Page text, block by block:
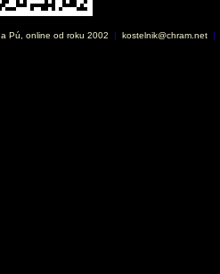
a Pú, online od roku 2002 | kostelnik@chram.net |